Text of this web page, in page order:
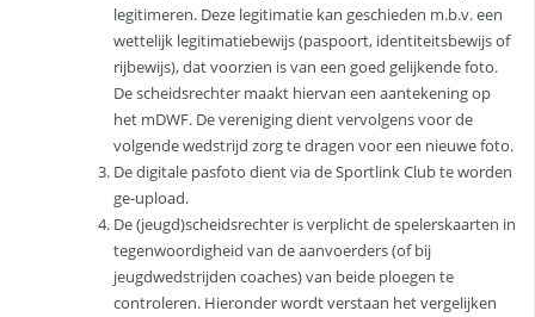
legitimeren. Deze legitimatie kan geschieden m.b.v. een
wettelijk legitimatiebewijs (paspoort, identiteitsbewijs of
rijbewijs), dat voorzien is van een goed gelijkende foto.
De scheidsrechter maakt hiervan een aantekening op
het mDWF. De vereniging dient vervolgens voor de
volgende wedstrijd zorg te dragen voor een nieuwe foto.
De digitale pasfoto dient via de Sportlink Club te worden
ge-upload.
De (jeugd)scheidsrechter is verplicht de spelerskaarten in
tegenwoordigheid van de aanvoerders (of bij
jeugdwedstrijden coaches) van beide ploegen te
controleren. Hieronder wordt verstaan het vergelijken